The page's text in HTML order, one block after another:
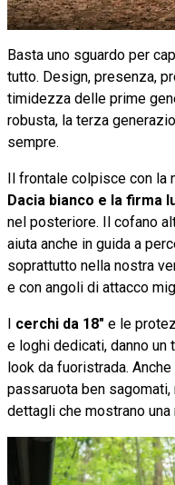
Basta uno sguardo per
tutto. Design, presenza,
timidezza delle prime
robusta, la terza
sempre.
Il frontale colpisce con la
Dacia bianco e la firma
nel posteriore. Il cofano
aiuta anche in guida a
soprattutto nella nostra
e con angoli di attacco
I cerchi da 18" e le
e loghi dedicati, danno un
look da fuoristrada.
passaruota ben
dettagli che mostrano